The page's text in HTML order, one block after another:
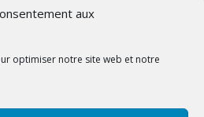
aux
optimiser notre site web et notre